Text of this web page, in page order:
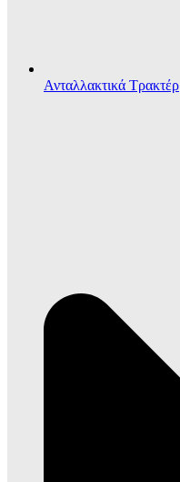
Ανταλλακτικά Τρακτέρ